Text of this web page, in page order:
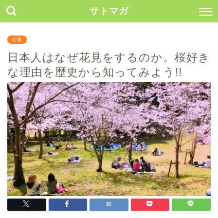
サトマガ
行事
日本人はなぜ花見をするのか。桜好き
な理由を歴史から知ってみよう!!